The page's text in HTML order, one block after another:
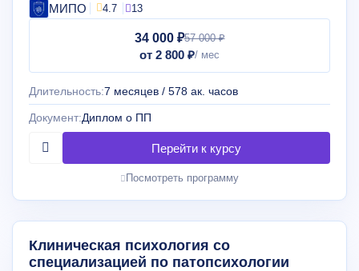
МИПО 4.7 13
34 000 ₽57 000 ₽
от 2 800 ₽
Длительность:7 месяцев / 578 ак. часов
Документ:Диплом о ПП
Посмотреть программу
Клиническая психология со
специализацией по патопсихологии